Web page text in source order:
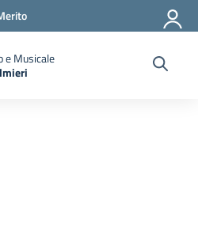
e Musicale